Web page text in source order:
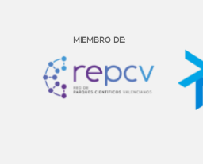
MIEMBRO DE: